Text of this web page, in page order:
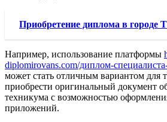
Приобретение диплома в городе
Например, использование платформы
diplomirovans.com/диплом-
может стать отличным вариантом для
приобрести оригинальный документ
техникума с возможностью
приложений.